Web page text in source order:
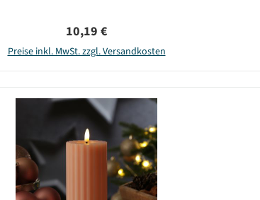
Regulärer Preis:
10,19 €
Preise inkl. MwSt. zzgl. Versandkosten